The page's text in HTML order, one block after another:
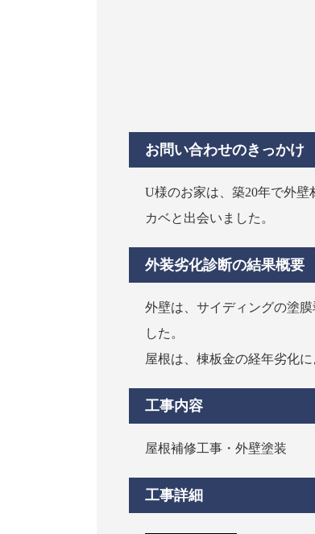
お問い合わせのきっかけ
U様のお家は、築20年で外
カベと出会いました。
外装劣化診断の結果概要
外壁は、サイディングの塗
した。
屋根は、棟板金の経年劣化
工事内容
屋根補修工事・外壁塗装
工事詳細